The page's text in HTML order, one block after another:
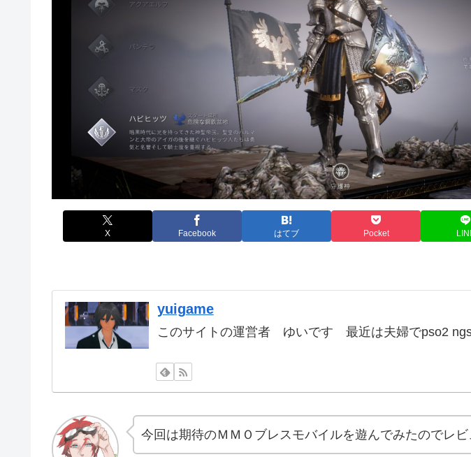
X Facebook はてブ Pocket
yuigame
このサイトの運営者 ゆいです 最近は夫婦でpso2 ngs
今回は期待のＭＭＯブレスモバイルを遊んでみたのでレビ